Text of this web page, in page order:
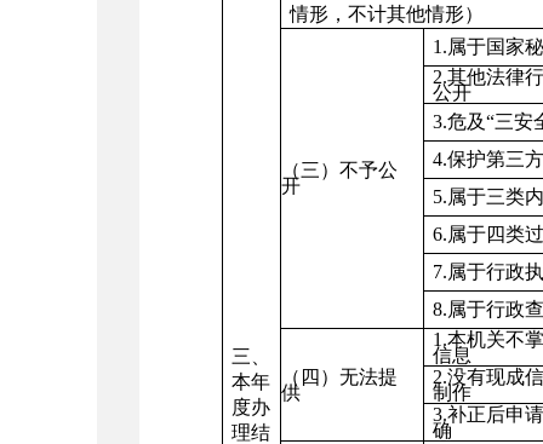
三、
本年
度办
理结
情形，不计其他情形）
（三）不予公
开
1.属于国家
2.其他法律
公开
3.危及“三安
4.保护第三
5.属于三类
6.属于四类
7.属于行政
8.属于行政
（四）无法提
供
1.本机关不
信息
2.没有现成
制作
3.补正后申
确